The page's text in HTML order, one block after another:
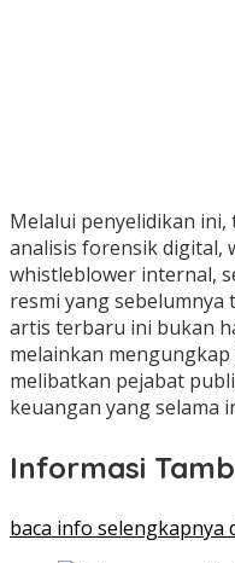
Melalui penyelidikan
analisis forensik digital,
whistleblower internal,
resmi yang
artis terbaru ini bukan
melainkan
melibatkan pejabat
keuangan yang selama
Informasi
baca info selengkapnya